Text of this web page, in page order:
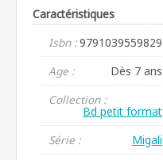
Caractéristiques
Isbn :9791039559829
Age :
Dès 7 ans
Collection :
Bd petit format
Série :
Migali